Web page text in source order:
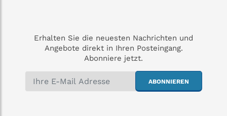
Erhalten Sie die neuesten Nachrichten und
Angebote direkt in Ihren Posteingang.
Abonniere jetzt.
ABONNIEREN